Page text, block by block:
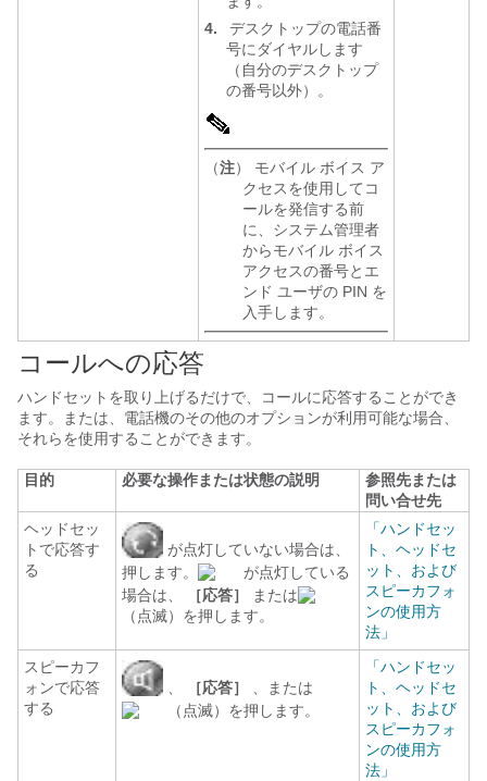
4.
デスクトップの電話番
号にダイヤルします
（自分のデスクトップ
の番号以外）。
（注） モバイル ボイス ア
クセスを使用してコ
ールを発信する前
に、システム管理者
からモバイル ボイス
アクセスの番号とエ
ンド ユーザの PIN を
入手します。
コールへの応答
ハンドセットを取り上げるだけで、コールに応答することができ
ます。または、電話機のその他のオプションが利用可能な場合、
それらを使用することができます。
目的 必要な操作または状態の説明
参照先または
問い合せ先
ヘッドセッ
トで応答す
る
が点灯していない場合は、
押します。
が点灯している
場合は、
［応答］
または
（点滅）を押します。
「ハンドセッ
ト、ヘッドセ
ット、および
スピーカフォ
ンの使用方
法」
スピーカフ
ォンで応答
する
［応答］
、または
（点滅）を押します。
「ハンドセッ
ト、ヘッドセ
ット、および
スピーカフォ
ンの使用方
法」